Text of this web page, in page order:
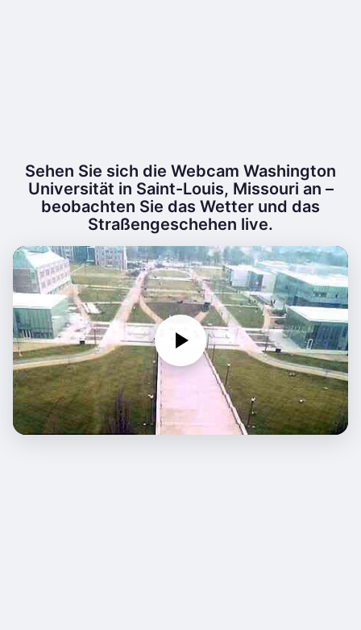
Sehen Sie sich die Webcam Washington
Universität in Saint-Louis, Missouri an –
beobachten Sie das Wetter und das
Straßengeschehen live.